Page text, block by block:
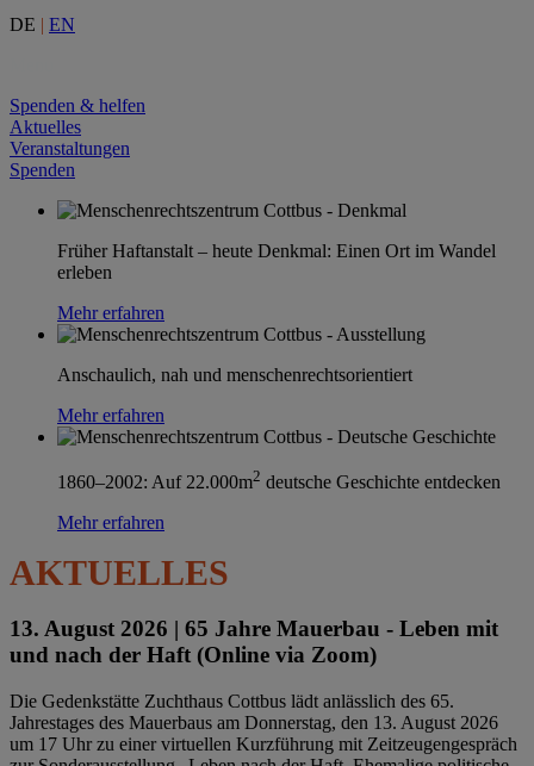
DE | EN
Spenden & helfen
Aktuelles
Veranstaltungen
Spenden
Früher Haftanstalt – heute Denkmal: Einen Ort im Wandel
erleben
Mehr erfahren
Anschaulich, nah und menschenrechtsorientiert
Mehr erfahren
1860–2002: Auf 22.000m2 deutsche Geschichte entdecken
Mehr erfahren
AKTUELLES
13. August 2026 | 65 Jahre Mauerbau - Leben mit
und nach der Haft (Online via Zoom)
Die Gedenkstätte Zuchthaus Cottbus lädt anlässlich des 65.
Jahrestages des Mauerbaus am Donnerstag, den 13. August 2026
um 17 Uhr zu einer virtuellen Kurzführung mit Zeitzeugengespräch